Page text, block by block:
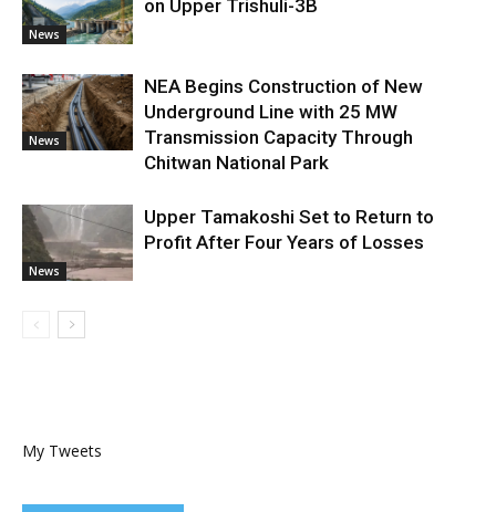
News
on Upper Trishuli-3B
News
NEA Begins Construction of New
Underground Line with 25 MW
Transmission Capacity Through
Chitwan National Park
News
Upper Tamakoshi Set to Return to
Profit After Four Years of Losses
My Tweets